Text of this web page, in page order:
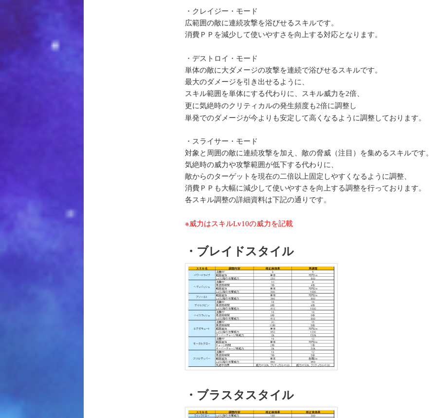
・クレイジー・モード
広範囲の敵に連続攻撃を浴びせるスキルです。
消費ＰＰを減少して使いやすさを向上する対応となります。
・デストロイ・モード
単体の敵に大ダメージの攻撃を連続で浴びせるスキルです。
最大のダメージを引き出せるように、
スキル範囲を単体にする代わりに、スキル威力を2倍、
更に気絶時のクリティカルの発生頻度も2倍に調整し
単発でのダメージが今よりも安定して高くなるように調整しております。
・スライサー・モード
対象と周囲の敵に連続攻撃を加え、敵の脅威（注目）を集めるスキルです。
気絶時の威力や攻撃範囲が低下する代わりに、
敵からのターゲットを現在の二倍以上固定しやすくなるように調整、
消費ＰＰも大幅に減少して使いやすさを向上する調整を行っております。
各スキル調整の詳細資料は下記の通りです。
※威力はスキルLv10の威力を記載
・ブレイドスタイル
・ブラスタスタイル